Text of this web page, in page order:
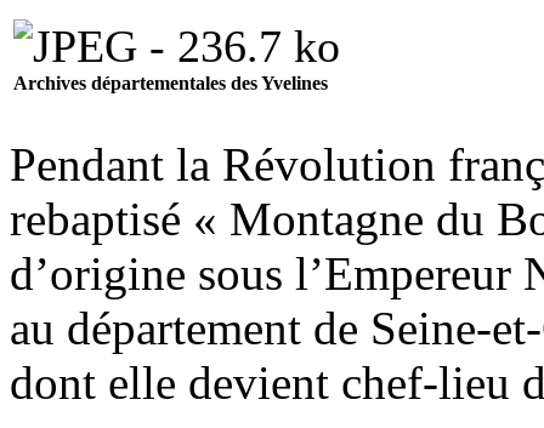
Archives départementales des Yvelines
Pendant la Révolution
rebaptisé « Montagne du
d’origine sous l’Empereur
au département de Seine-
dont elle devient chef-lieu